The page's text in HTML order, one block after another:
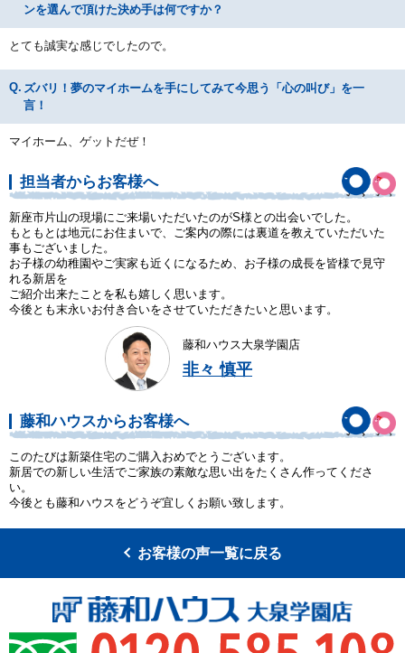
ンを選んで頂けた決め手は何ですか？
とても誠実な感じでしたので。
ズバリ！夢のマイホームを手にしてみて今思う「心の叫び」を一
言！
マイホーム、ゲットだぜ！
担当者からお客様へ
新座市片山の現場にご来場いただいたのがS様との出会いでした。
もともとは地元にお住まいで、ご案内の際には裏道を教えていただいた
事もございました。
お子様の幼稚園やご実家も近くになるため、お子様の成長を皆様で見守
れる新居を
ご紹介出来たことを私も嬉しく思います。
今後とも末永いお付き合いをさせていただきたいと思います。
藤和ハウス大泉学園店
非々 慎平
藤和ハウスからお客様へ
このたびは新築住宅のご購入おめでとうございます。
新居での新しい生活でご家族の素敵な思い出をたくさん作ってくださ
い。
今後とも藤和ハウスをどうぞ宜しくお願い致します。
お客様の声一覧に戻る